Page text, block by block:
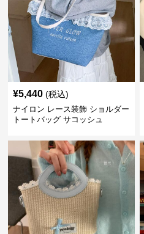
¥5,440 (税込)
ナイロン レース装飾 ショルダー
トートバッグ サコッシュ